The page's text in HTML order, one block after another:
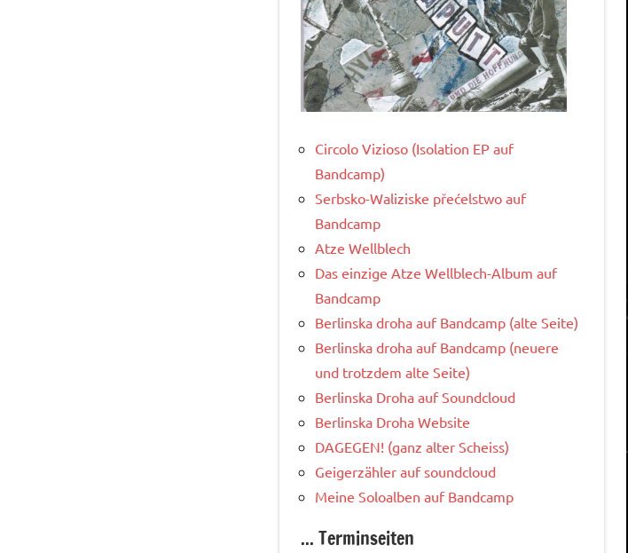
Circolo Vizioso (Isolation EP auf
Bandcamp)
Serbsko-Waliziske přećelstwo auf
Bandcamp
Atze Wellblech
Das einzige Atze Wellblech-Album auf
Bandcamp
Berlinska droha auf Bandcamp (alte Seite)
Berlinska droha auf Bandcamp (neuere
und trotzdem alte Seite)
Berlinska Droha auf Soundcloud
Berlinska Droha Website
DAGEGEN! (ganz alter Scheiss)
Geigerzähler auf soundcloud
Meine Soloalben auf Bandcamp
... Terminseiten